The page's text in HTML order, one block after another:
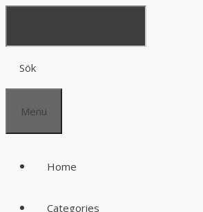
Sök
Menu
Home
Categories